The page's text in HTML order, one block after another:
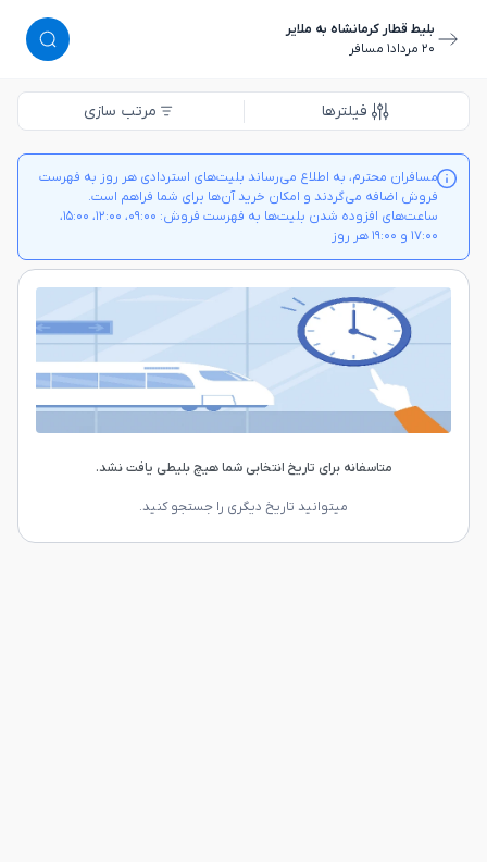
بلیط قطار کرمانشاه به ملایر
٢٠ مرداد
١ مسافر
فیلترها مرتب سازی
مسافران محترم، به اطلاع می‌رساند بلیت‌های استردادی هر روز به فهرست
فروش اضافه می‌گردند و امکان خرید آن‌ها برای شما فراهم است.
ساعت‌های افزوده شدن بلیت‌ها به فهرست فروش: ۰۹:۰۰، ۱۲:۰۰، ۱۵:۰۰،
۱۷:۰۰ و ۱۹:۰۰ هر روز
متاسفانه برای تاریخ انتخابی شما هیچ بلیطی یافت نشد.
میتوانید تاریخ دیگری را جستجو کنید.